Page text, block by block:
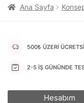
Ana Sayfa
500₺ ÜZERİ
2-5 İŞ GÜNÜNDE
Hesabım